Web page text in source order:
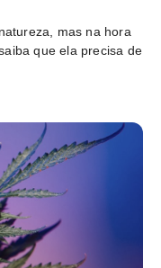
mas na hora
que ela precisa de